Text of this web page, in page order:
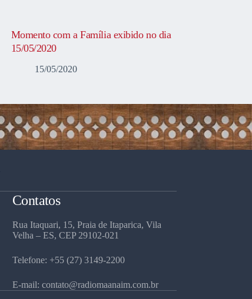
Momento com a Família exibido no dia
15/05/2020
15/05/2020
Contatos
Rua Itaquari, 15, Praia de Itaparica, Vila
Velha – ES, CEP 29102-021
Telefone: +55 (27) 3149-2200
E-mail: contato@radiomaanaim.com.br